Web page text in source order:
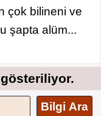
çok bilineni ve
şapta alüm...
Bilgi Ara